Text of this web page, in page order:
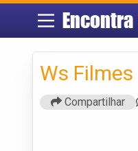
Encontra
Ws Filmes
Compartilhar